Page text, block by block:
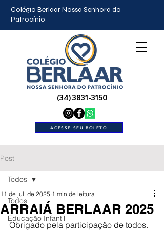
Colégio Berlaar Nossa Senhora do
Patrocínio
(34) 3831-3150
ACESSE SEU BOLETO
Post
Todos
Educação Infantil
Todos
ARRAIÁ BERLAAR 2025
11 de jul. de 2025 1 min de leitura
Obrigado pela participação de todos.